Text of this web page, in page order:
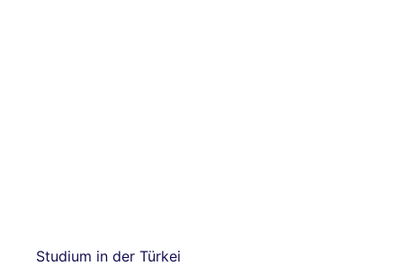
Studium in der Türkei